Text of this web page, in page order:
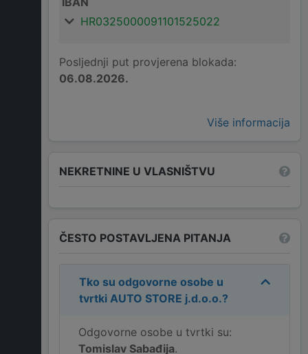
HR0325000091101525022
Posljednji put provjerena blokada:
06.08.2026.
Više informacija
NEKRETNINE U VLASNIŠTVU
ČESTO POSTAVLJENA PITANJA
Tko su odgovorne osobe u
tvrtki AUTO STORE j.d.o.o.?
Odgovorne osobe u tvrtki su:
Tomislav Sabađija.